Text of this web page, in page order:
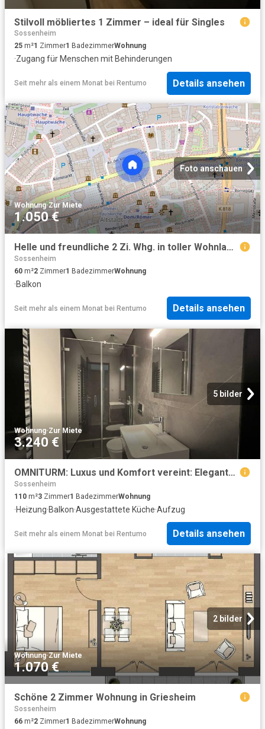
Stilvoll möbliertes 1 Zimmer – ideal für Singles
Sossenheim
25 m²1 Zimmer1 BadezimmerWohnung
·Zugang für Menschen mit Behinderungen
Seit mehr als einem Monat bei Rentumo Details ansehen
Foto anschauen
Wohnung·Zur Miete
1.050 €
Helle und freundliche 2 Zi. Whg. in toller Wohnlage mit Balkon
Sossenheim
60 m²2 Zimmer1 BadezimmerWohnung
·Balkon
Seit mehr als einem Monat bei Rentumo Details ansehen
5 bilder
Wohnung·Zur Miete
3.240 €
OMNITURM: Luxus und Komfort vereint: Elegante Wohnung mit en Suite Badezimmer & großem Balkon
Sossenheim
110 m²3 Zimmer1 BadezimmerWohnung
·Heizung·Balkon·Ausgestattete Küche·Aufzug
Seit mehr als einem Monat bei Rentumo Details ansehen
2 bilder
Wohnung·Zur Miete
1.070 €
Schöne 2 Zimmer Wohnung in Griesheim
Sossenheim
66 m²2 Zimmer1 BadezimmerWohnung